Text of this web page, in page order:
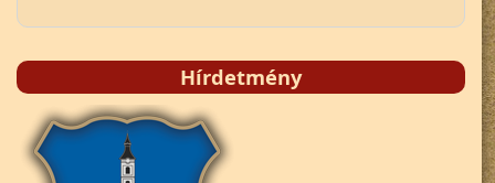
Hírdetmény